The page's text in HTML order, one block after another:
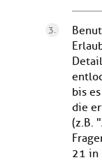
bis
die
(z.B.
21 in